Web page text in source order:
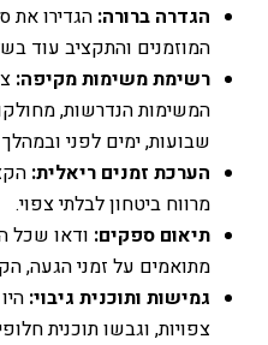
הגדרה ברורה: הגדירו את
המוזמנים והתקציב עוד
רשימת משימות מקיפה:
המשימות הנדרשות,
שבועות, ימים לפני
הערכת זמנים ריאלית:
מרווח ביטחון לבלתי צפוי.
תיאום ספקים: ודאו שכל
מתואמים על זמני הגעה,
גמישות ותוכנית גיבוי:
צפויות, וגבשו תוכנית